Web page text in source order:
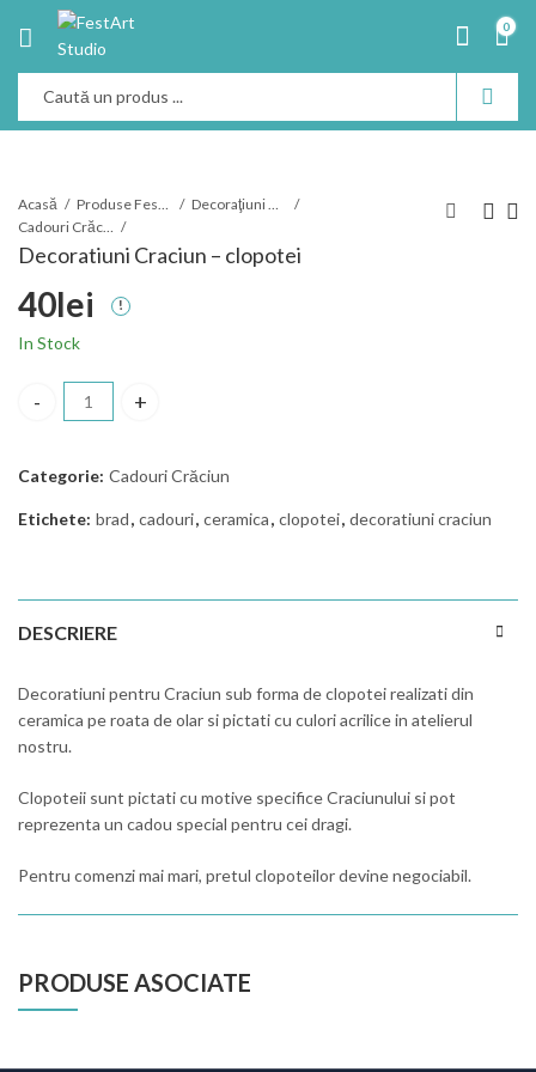
0
Acasă Produse Festart
Decoraţiuni Crăciun
Cadouri Crăciun
Decoratiuni Craciun – clopotei
40lei
In Stock
Decoratiuni Craciun - clopotei cantitate
Categorie: Cadouri Crăciun
Etichete: brad, cadouri, ceramica, clopotei, decoratiuni craciun
DESCRIERE
Decoratiuni pentru Craciun sub forma de clopotei realizati din
ceramica pe roata de olar si pictati cu culori acrilice in atelierul
nostru.
Clopoteii sunt pictati cu motive specifice Craciunului si pot
reprezenta un cadou special pentru cei dragi.
Pentru comenzi mai mari, pretul clopoteilor devine negociabil.
PRODUSE ASOCIATE